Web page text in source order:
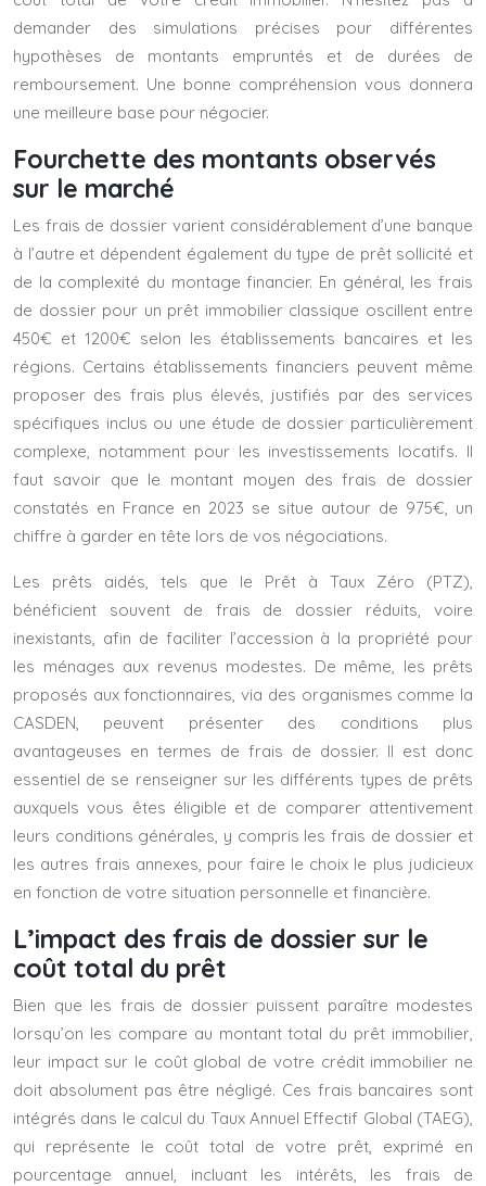
demander des simulations précises pour différentes
hypothèses de montants empruntés et de durées de
remboursement. Une bonne compréhension vous donnera
une meilleure base pour négocier.
Fourchette des montants observés
sur le marché
Les frais de dossier varient considérablement d’une banque
à l’autre et dépendent également du type de prêt sollicité et
de la complexité du montage financier. En général, les frais
de dossier pour un prêt immobilier classique oscillent entre
450€ et 1200€ selon les établissements bancaires et les
régions. Certains établissements financiers peuvent même
proposer des frais plus élevés, justifiés par des services
spécifiques inclus ou une étude de dossier particulièrement
complexe, notamment pour les investissements locatifs. Il
faut savoir que le montant moyen des frais de dossier
constatés en France en 2023 se situe autour de 975€, un
chiffre à garder en tête lors de vos négociations.
Les prêts aidés, tels que le Prêt à Taux Zéro (PTZ),
bénéficient souvent de frais de dossier réduits, voire
inexistants, afin de faciliter l’accession à la propriété pour
les ménages aux revenus modestes. De même, les prêts
proposés aux fonctionnaires, via des organismes comme la
CASDEN, peuvent présenter des conditions plus
avantageuses en termes de frais de dossier. Il est donc
essentiel de se renseigner sur les différents types de prêts
auxquels vous êtes éligible et de comparer attentivement
leurs conditions générales, y compris les frais de dossier et
les autres frais annexes, pour faire le choix le plus judicieux
en fonction de votre situation personnelle et financière.
L’impact des frais de dossier sur le
coût total du prêt
Bien que les frais de dossier puissent paraître modestes
lorsqu’on les compare au montant total du prêt immobilier,
leur impact sur le coût global de votre crédit immobilier ne
doit absolument pas être négligé. Ces frais bancaires sont
intégrés dans le calcul du Taux Annuel Effectif Global (TAEG),
qui représente le coût total de votre prêt, exprimé en
pourcentage annuel, incluant les intérêts, les frais de